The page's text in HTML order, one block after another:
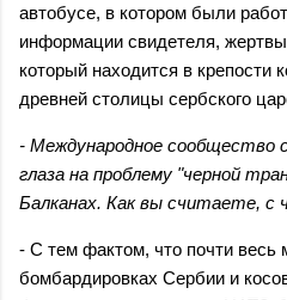
автобусе, в котором были
информации свидетеля,
который находится в крепости
древней столицы сербского
- Международное сообщество
глаза на проблему "черной
Балканах. Как вы считаете, с
- С тем фактом, что почти весь
бомбардировках Сербии и